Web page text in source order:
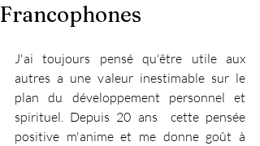
Francophones
J'ai toujours pensé qu'être utile aux
autres a une valeur inestimable sur le
plan du développement personnel et
spirituel. Depuis 20 ans  cette pensée
positive m'anime et me donne goût à